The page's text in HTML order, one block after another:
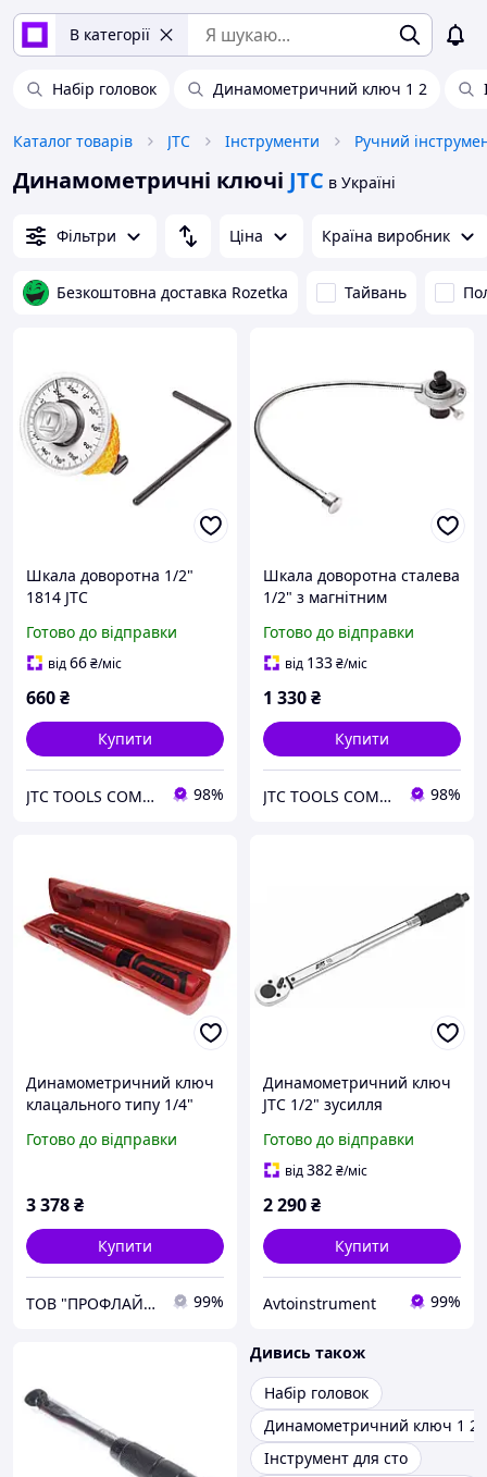
В категорії
Набір головок Динамометричний ключ 1 2
Каталог товарів JTC Інструменти Ручний
Динамометричні ключі JTC в Україні
Фільтри Ціна Країна виробник
Безкоштовна доставка Rozetka Тайвань
Шкала доворотна 1/2"
1814 JTC
Готово до відправки
від66₴/міс
660₴
Купити
JTC TOOLS COMPANY 98%
Шкала доворотна сталева
1/2" з магнітним
Готово до відправки
від 133₴/міс
1 330₴
Купити
JTC TOOLS COMPANY 98%
Динамометричний ключ
клацального типу 1/4"
Готово до відправки
3 378₴
Купити
ТОВ "ПРОФЛАЙН 2000" 99%
Динамометричний ключ
JTC 1/2" зусилля
довжина 470мм JTC-6903
Готово до відправки
від382₴/міс
2 290₴
Купити
Avtoinstrument 99%
Дивись також
Набір головок
Динамометричний ключ 1 2
Інструмент для сто